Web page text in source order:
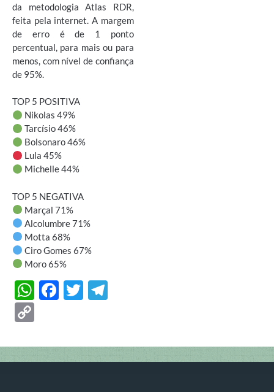
da metodologia Atlas RDR,
feita pela internet. A margem
de erro é de 1 ponto
percentual, para mais ou para
menos, com nível de confiança
de 95%.
TOP 5 POSITIVA
Nikolas 49%
Tarcísio 46%
Bolsonaro 46%
Lula 45%
Michelle 44%
TOP 5 NEGATIVA
Marçal 71%
Alcolumbre 71%
Motta 68%
Ciro Gomes 67%
Moro 65%
W
s
A
F
b
o
T
er gr
a
p